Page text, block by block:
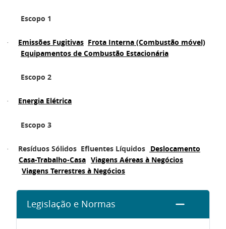
Escopo 1
· Emissões Fugitivas Frota Interna (Combustão móvel)
Equipamentos de Combustão Estacionária
Escopo 2
· Energia Elétrica
Escopo 3
· Resíduos Sólidos Efluentes Líquidos Deslocamento
Casa-Trabalho-Casa Viagens Aéreas à Negócios
Viagens Terrestres à Negócios
Legislação e Normas